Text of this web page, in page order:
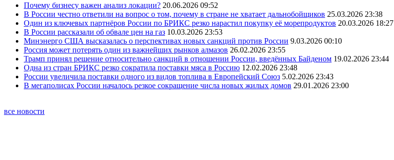
Почему бизнесу важен анализ локации? 20.06.2026 09:52
В России честно ответили на вопрос о том, почему в стране не хватает дальнобойщиков 25.03.2026 23:38
Один из ключевых партнёров России по БРИКС резко нарастил покупку её морепродуктов 20.03.2026 18:27
В России рассказали об обвале цен на газ 10.03.2026 23:53
Минэнерго США высказалась о перспективах новых санкций против России 9.03.2026 00:10
Россия может потерять один из важнейших рынков алмазов 26.02.2026 23:55
Трамп принял решение относительно санкций в отношении России, введённых Байденом 19.02.2026 23:44
Одна из стран БРИКС резко сократила поставки мяса в Россию 12.02.2026 23:48
России увеличила поставки одного из видов топлива в Европейский Союз 5.02.2026 23:43
В мегаполисах России началось резкое сокращение числа новых жилых домов 29.01.2026 23:00
все новости